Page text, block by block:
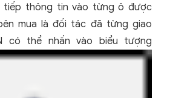
tiếp thông tin vào từng ô được
mua là đối tác đã từng giao
có thể nhấn vào biểu tượng